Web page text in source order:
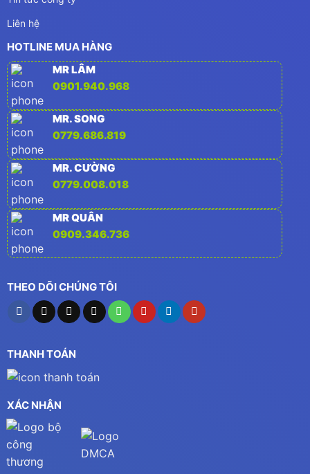
Liên hệ
HOTLINE MUA HÀNG
MR LÂM
0901.940.968
MR. SONG
0779.686.819
MR. CƯỜNG
0779.008.018
MR QUÂN
0909.346.736
THEO DÕI CHÚNG TÔI
THANH TOÁN
XÁC NHẬN